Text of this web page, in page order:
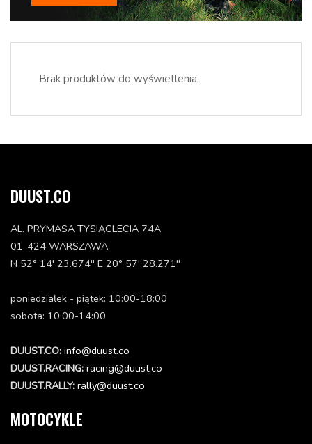
Brak produktów do wyświetlenia.
DUUST.CO
AL. PRYMASA TYSIĄCLECIA 74A
01-424 WARSZAWA
N 52° 14' 23.674'' E 20° 57' 28.271''
poniedziałek - piątek: 10:00-18:00
sobota: 10:00-14:00
DUUST.CO: info@duust.co
DUUST.RACING: racing@duust.co
DUUST.RALLY: rally@duust.co
MOTOCYKLE